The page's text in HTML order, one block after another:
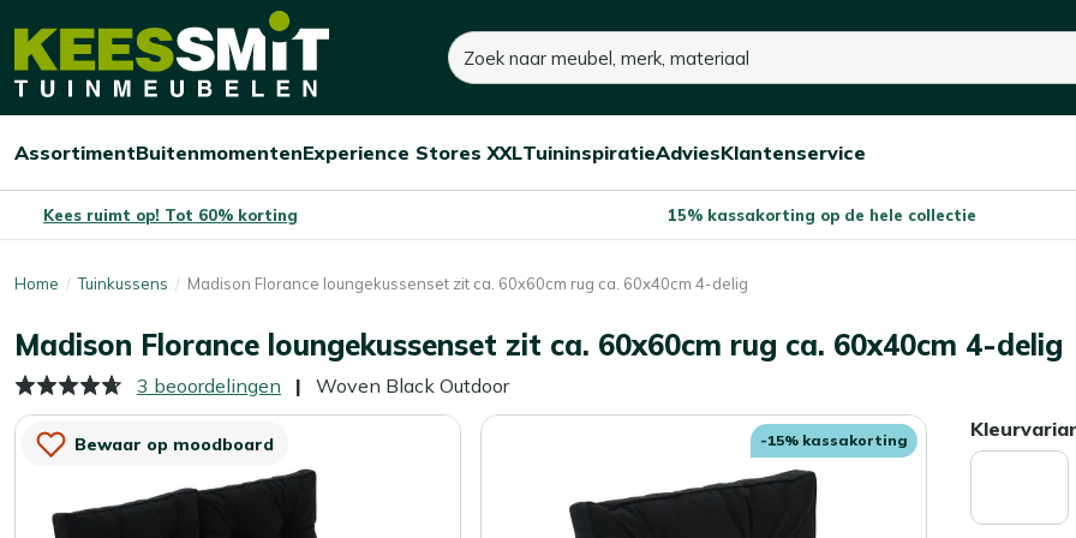
Kees
Tuinmeubelen
Zoeken
Open/sluit
Assortiment
Open/sluit
Buitenmomenten
Open/sluit
Experience Stores XXL
Open/sluit
Tuininspiratie
Open/sluit
Advies
Open/sluit
Klantenservice
Kees ruimt op! Tot 60% korting 15% kassakorting op de hele collectie
Home Tuinkussens Madison Florance loungekussenset zit ca. 60x60cm rug ca. 60x40cm 4-delig
Madison Florance loungekussenset zit ca. 60x60cm rug ca. 60x40cm 4-delig
Woven Black Outdoor
3 beoordelingen
Bewaar op moodboard -15% kassakorting
130,- Dit product is niet op voorraad